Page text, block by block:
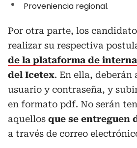
Proveniencia regional.
Por otra parte, los
realizar su respectiva
de la plataforma de
del Icetex. En ella, deberán
usuario y contraseña, y
en formato pdf. No serán
aquellos que se entreguen
a través de correo